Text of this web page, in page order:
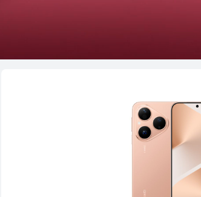
HUAWEI nova 13
Daha ətraflı